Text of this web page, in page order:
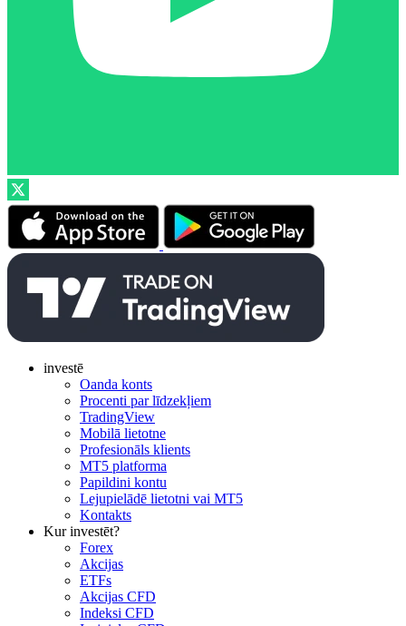
investē
Oanda konts
Procenti par līdzekļiem
TradingView
Mobilā lietotne
Profesionāls klients
MT5 platforma
Papildini kontu
Lejupielādē lietotni vai MT5
Kontakts
Kur investēt?
Forex
Akcijas
ETFs
Akcijas CFD
Indeksi CFD